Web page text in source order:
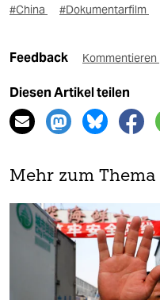
#China #Dokumentarfilm
Feedback Kommentieren
Diesen Artikel teilen
Mehr zum Thema